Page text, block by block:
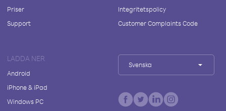
Priser
Support
Integritetspolicy
Customer Complaints Code
LADDA NER
Android
iPhone & iPad
Windows PC
Svenska